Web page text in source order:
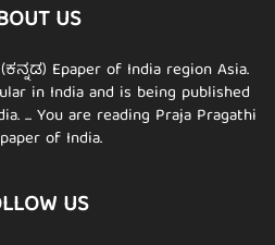
US
Epaper of India region Asia.
in India and is being published
... You are reading Praja Pragathi
of India.
US